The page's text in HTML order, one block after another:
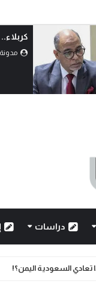
دراسات
تعادي السعودية اليمن؟!